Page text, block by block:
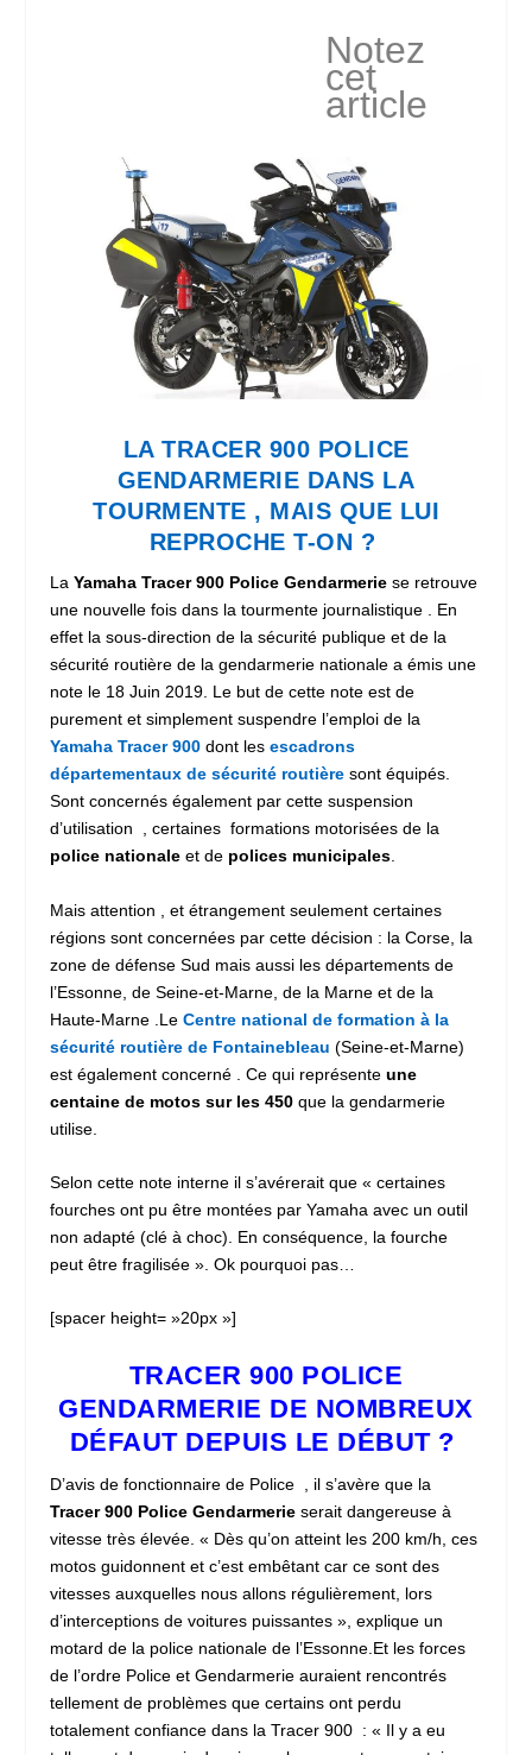
Notez
cet
article
LA TRACER 900 POLICE
GENDARMERIE DANS LA
TOURMENTE , MAIS QUE LUI
REPROCHE T-ON ?
LaYamaha Tracer 900 Police Gendarmerie se retrouve
une nouvelle fois dans la tourmente journalistique . En
effet la sous-direction de la sécurité publique et de la
sécurité routière de la gendarmerie nationale a émis une
note le 18 Juin 2019. Le but de cette note est de
purement et simplement suspendre l’emploi de la
Yamaha Tracer 900 dont lesescadrons
départementaux de sécurité routière sont équipés.
Sont concernés également par cette suspension
d’utilisation , certaines formations motorisées de la
police nationale et de polices municipales.
Mais attention , et étrangement seulement certaines
régions sont concernées par cette décision : la Corse, la
zone de défense Sud mais aussi les départements de
l’Essonne, de Seine-et-Marne, de la Marne et de la
Haute-Marne .LeCentre national de formation à la
sécurité routière de Fontainebleau (Seine-et-Marne)
est également concerné . Ce qui représenteune
centaine de motos sur les 450 que la gendarmerie
utilise.
Selon cette note interne il s’avérerait que « certaines
fourches ont pu être montées par Yamaha avec un outil
non adapté (clé à choc). En conséquence, la fourche
peut être fragilisée ». Ok pourquoi pas…
[spacer height= »20px »]
TRACER 900 POLICE
GENDARMERIE DE NOMBREUX
DÉFAUT DEPUIS LE DÉBUT ?
D’avis de fonctionnaire de Police , il s’avère que la
Tracer 900 Police Gendarmerie serait dangereuse à
vitesse très élevée. « Dès qu’on atteint les 200 km/h, ces
motos guidonnent et c’est embêtant car ce sont des
vitesses auxquelles nous allons régulièrement, lors
d’interceptions de voitures puissantes », explique un
motard de la police nationale de l’Essonne.Et les forces
de l’ordre Police et Gendarmerie auraient rencontrés
tellement de problèmes que certains ont perdu
totalement confiance dans la Tracer 900 : « Il y a eu